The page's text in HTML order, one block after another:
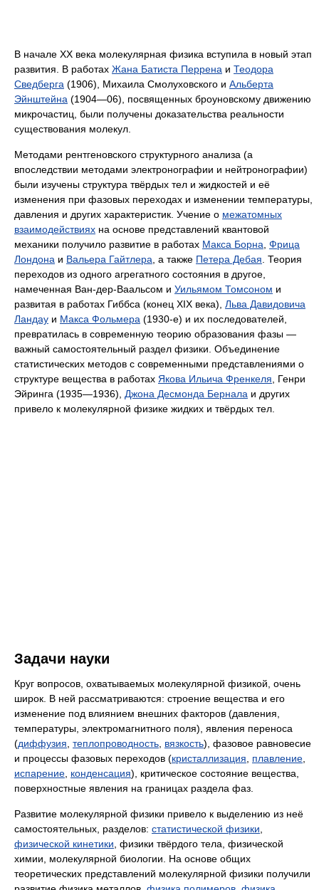
В начале XX века молекулярная физика вступила в новый этап
развития. В работах Жана Батиста Перрена и Теодора
Сведберга (1906), Михаила Смолуховского и Альберта
Эйнштейна (1904—06), посвященных броуновскому движению
микрочастиц, были получены доказательства реальности
существования молекул.
Методами рентгеновского структурного анализа (а
впоследствии методами электронографии и нейтронографии)
были изучены структура твёрдых тел и жидкостей и её
изменения при фазовых переходах и изменении температуры,
давления и других характеристик. Учение о межатомных
взаимодействиях на основе представлений квантовой
механики получило развитие в работах Макса Борна Фрица
Лондона и Вальера Гайтлера , а также Петера Дебая . Теория
переходов из одного агрегатного состояния в другое,
намеченная Ван-дер-Ваальсом и Уильямом Томсоном и
развитая в работах Гиббса (конец XIX века), Льва Давидовича
Ландау и Макса Фольмера (1930-е) и их последователей,
превратилась в современную теорию образования фазы —
важный самостоятельный раздел физики. Объединение
статистических методов с современными представлениями о
структуре вещества в работах Якова Ильича Френкеля , Генри
Эйринга (1935—1936), Джона Десмонда Бернала и других
привело к молекулярной физике жидких и твёрдых тел.
Задачи науки
Круг вопросов, охватываемых молекулярной физикой, очень
широк. В ней рассматриваются: строение вещества и его
изменение под влиянием внешних факторов (давления,
температуры, электромагнитного поля), явления переноса
(диффузия теплопроводность вязкость), фазовое равновесие
и процессы фазовых переходов (кристаллизация плавление
испарение конденсация), критическое состояние вещества,
поверхностные явления на границах раздела фаз.
Развитие молекулярной физики привело к выделению из неё
самостоятельных, разделов: статистической физики
физической кинетики , физики твёрдого тела, физической
химии, молекулярной биологии. На основе общих
теоретических представлений молекулярной физики получили